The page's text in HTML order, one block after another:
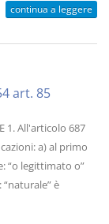
continua a leggere
art. 85
1. All'articolo 687
a) al primo
“o legittimato o”
è